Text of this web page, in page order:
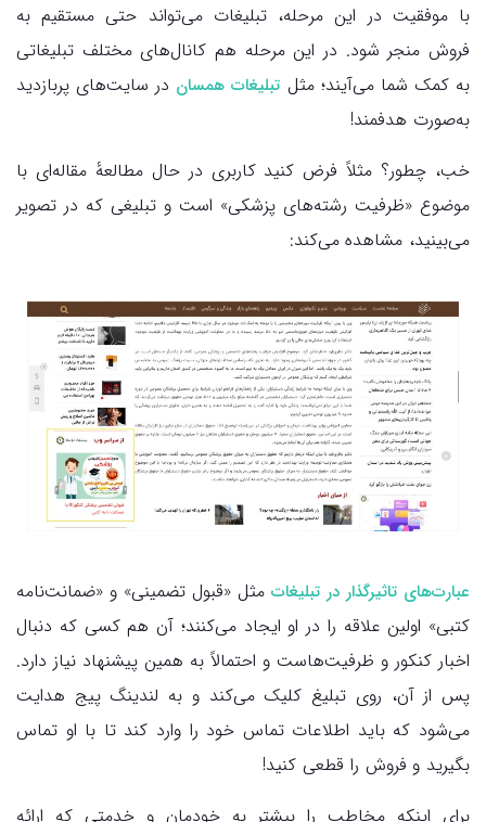
با موفقیت در این مرحله، تبلیغات می‌تواند حتی مستقیم به
فروش منجر شود. در این مرحله هم کانال‌های مختلف تبلیغاتی
به کمک شما می‌آیند؛ مثل تبلیغات همسان در سایت‌های پربازدید
به‌صورت هدفمند!
خب، چطور؟ مثلاً فرض کنید کاربری در حال مطالعهٔ مقاله‌ای با
موضوع «ظرفیت رشته‌های پزشکی» است و تبلیغی که در تصویر
می‌بینید، مشاهده می‌کند:
عبارت‌های تاثیرگذار در تبلیغات مثل «قبول تضمینی» و «ضمانت‌نامه
کتبی» اولین علاقه را در او ایجاد می‌کنند؛ آن هم کسی که دنبال
اخبار کنکور و ظرفیت‌هاست و احتمالاً به همین پیشنهاد نیاز دارد.
پس از آن، روی تبلیغ کلیک می‌کند و به لندینگ پیج هدایت
می‌شود که باید اطلاعات تماس خود را وارد کند تا با او تماس
بگیرید و فروش را قطعی کنید!
برای اینکه مخاطب را بیشتر به خودمان و خدمتی که ارائه